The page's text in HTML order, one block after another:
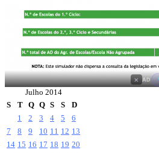
× AD
Julho 2014
S
T Q Q S S
D
1
2 3 4 5
6
7
8 9 10 11 12 13
14 15 16 17 18 19 20